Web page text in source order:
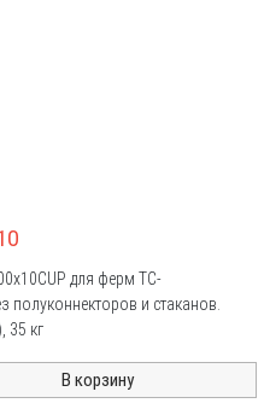
для ферм TC-
полуконнекторов и стаканов.
35 кг